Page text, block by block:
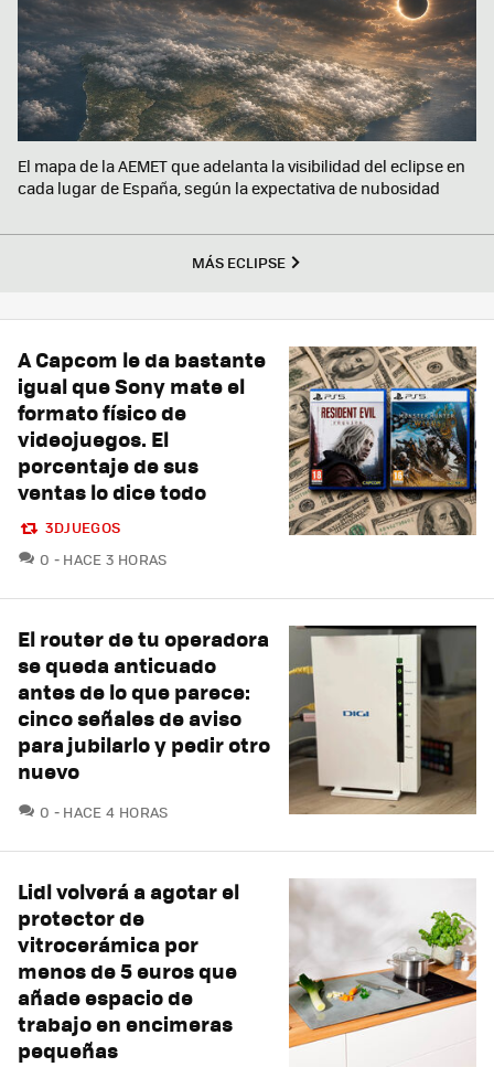
El mapa de la AEMET que adelanta la visibilidad del eclipse en
cada lugar de España, según la expectativa de nubosidad
MÁS ECLIPSE
A Capcom le da bastante
igual que Sony mate el
formato físico de
videojuegos. El
porcentaje de sus
ventas lo dice todo
3DJUEGOS
0 COMENTARIOS
HACE 3 HORAS
El router de tu operadora
se queda anticuado
antes de lo que parece:
cinco señales de aviso
para jubilarlo y pedir otro
nuevo
0 COMENTARIOS
HACE 4 HORAS
Lidl volverá a agotar el
protector de
vitrocerámica por
menos de 5 euros que
añade espacio de
trabajo en encimeras
pequeñas